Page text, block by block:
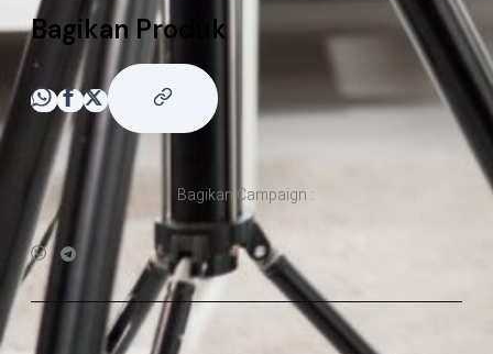
Bagikan Produk
Bagikan Campaign :